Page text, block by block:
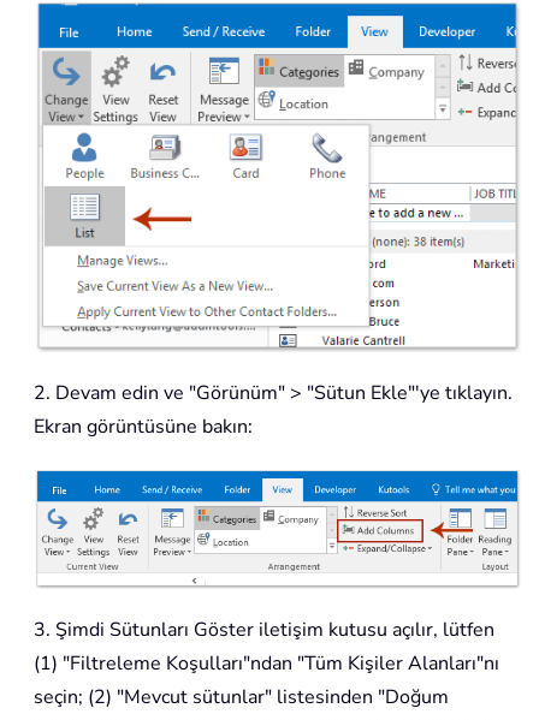
2. Devam edin ve "Görünüm" > "Sütun Ekle"'ye tıklayın.
Ekran görüntüsüne bakın:
3. Şimdi Sütunları Göster iletişim kutusu açılır, lütfen
(1) "Filtreleme Koşulları"ndan "Tüm Kişiler Alanları"nı
seçin; (2) "Mevcut sütunlar" listesinden "Doğum